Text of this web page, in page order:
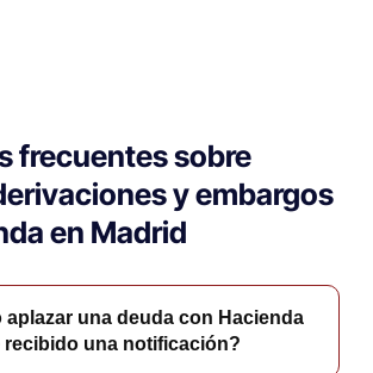
frecuentes sobre
y embargos
en Madrid
aplazar una deuda con Hacienda
recibido una notificación?